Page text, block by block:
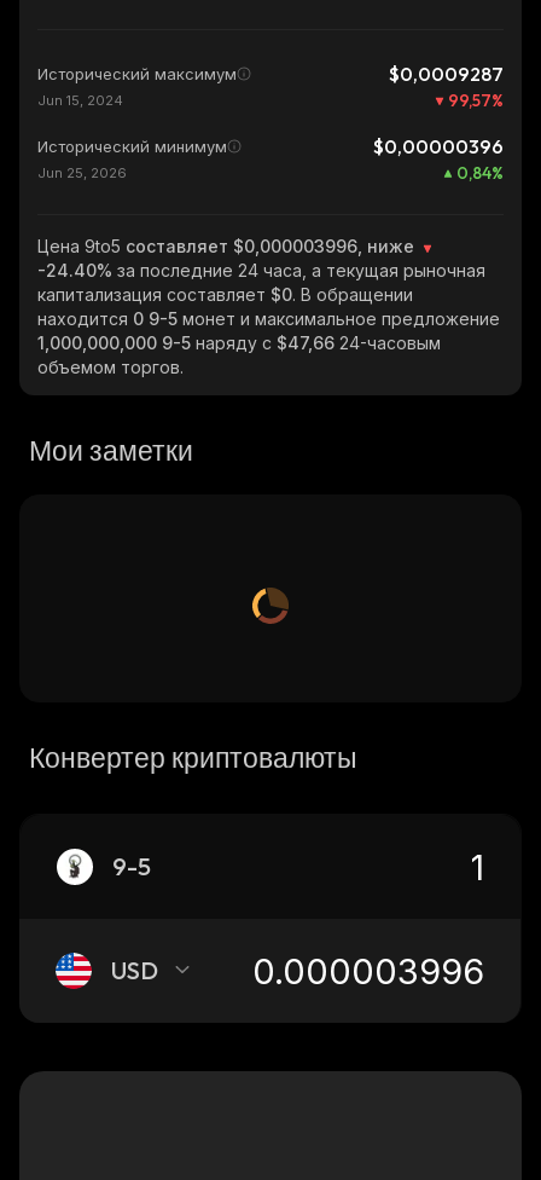
Исторический максимум $0,0009287
Jun 15, 2024 99,57%
Исторический минимум $0,00000396
Jun 25, 2026 0,84%
Цена 9to5 составляет $0,000003996, ниже
-24.40% за последние 24 часа, а текущая рыночная
капитализация составляет $0. В обращении
находится 0 9-5 монет и максимальное предложение
1,000,000,000 9-5 наряду с $47,66 24-часовым
объемом торгов.
Мои заметки
Конвертер криптовалюты
9-5
USD